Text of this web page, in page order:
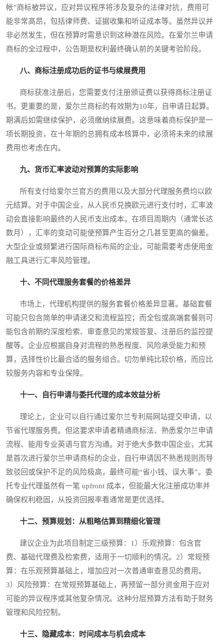
帐”商标被异议，应对异议程序将涉及复杂的法律对抗，费用可
能非常高昂，包括律师费、证据收集和听证成本等。虽然异议并
非必然发生，但在预算时需意识到这种潜在风险。在爱尔兰申请
商标的全过程中，公告期是权利最终确认前的关键考验阶段。
八、商标注册成功后的证书与续展费用
商标获准注册后，您需要支付注册颁证费以获得商标注册证
书。更重要的是，爱尔兰商标的有效期为10年，自申请日起算。
期满后如需继续保护，必须缴纳续展费。这意味着商标保护是一
项长期投资，在十年期的总拥有成本核算中，必须将未来的续展
费用也考虑在内。
九、货币汇率波动对预算的实际影响
所有支付给爱尔兰官方的费用以及大部分代理服务费均以欧
元结算。对于中国企业，从人民币兑换欧元进行支付时，汇率波
动会直接影响最终的人民币支出成本。在项目周期内（通常长达
数月），汇率的变动可能使预算产生百分之几甚至更高的偏差。
大型企业或频繁进行国际商标布局的企业，可能需要考虑使用金
融工具进行汇率风险管理。
十、不同代理服务套餐的价格差异
市场上，代理机构提供的服务套餐价格差异显著。基础套餐
可能只包含简单的申请递交和流程监控；而全包或高端套餐则可
能包含前期的深度检索、审查意见的常规答复、注册后的监控提
醒等。企业应根据自身对流程的熟悉程度、风险承受能力和预
算，选择性价比最合适的服务组合。切勿单纯比较价格，而应比
较服务内容和专业保障。
十一、自行申请与委托代理的成本效益分析
理论上，企业可以自行通过爱尔兰专利局网站提交申请，以
节省代理服务费。但这要求申请者精通商标法、熟悉爱尔兰申请
流程、能用专业英语与官方沟通。对于绝大多数中国企业，尤其
是首次进行爱尔兰申请商标的企业，自行申请因不熟悉规则而导
致驳回或保护不足的风险极高，最终可能“省小钱、误大事”。委
托专业代理虽然有一笔 upfront 成本，但能最大化注册成功率并
确保权利稳固，从投资回报率看通常是更优选择。
十二、预算规划：从粗略估算到精细化管理
建议企业为此项目制定三级预算：1）乐观预算：包含官
费、基础代理费及检索费，适用于一切顺利的情况。2）常规预
算：在乐观预算基础上，增加应对一次普通审查意见的费用。
3）风险预算：在常规预算基础上，再预留一部分资金用于应对
可能的异议程序或其他复杂情况。这种分层预算方法有助于财务
管理和风险控制。
十三、隐藏成本：时间成本与机会成本